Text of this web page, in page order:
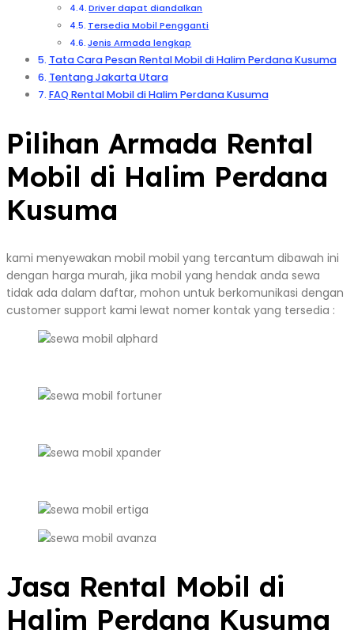
Driver dapat diandalkan
Tersedia Mobil Pengganti
Jenis Armada lengkap
Tata Cara Pesan Rental Mobil di Halim Perdana Kusuma
Tentang Jakarta Utara
FAQ Rental Mobil di Halim Perdana Kusuma
Pilihan Armada Rental
Mobil di Halim Perdana
Kusuma
kami menyewakan mobil mobil yang tercantum dibawah ini
dengan harga murah, jika mobil yang hendak anda sewa
tidak ada dalam daftar, mohon untuk berkomunikasi dengan
customer support kami lewat nomer kontak yang tersedia :
Jasa Rental Mobil di
Halim Perdana Kusuma